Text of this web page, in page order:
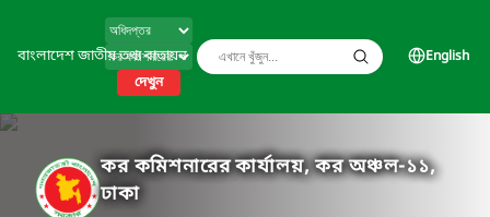
বাংলাদেশ জাতীয় তথ্য বাতায়ন
দেখুন
English
কর কমিশনারের কার্যালয়, কর অঞ্চল-১১,
ঢাকা